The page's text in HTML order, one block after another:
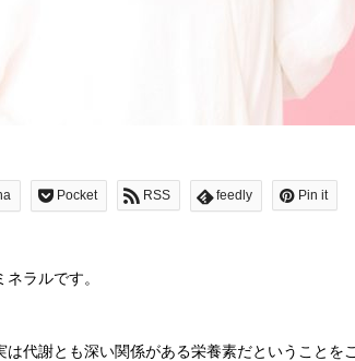
Pocket RSS feedly Pin it
ラルです。
代謝とも深い関係がある栄養素だということを